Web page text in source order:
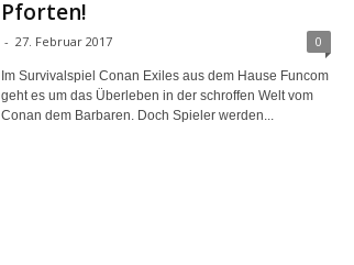
Pforten!
- 27. Februar 2017 0
Im Survivalspiel Conan Exiles aus dem Hause Funcom
geht es um das Überleben in der schroffen Welt vom
Conan dem Barbaren. Doch Spieler werden...